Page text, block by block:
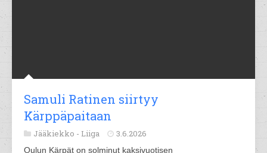
Samuli Ratinen siirtyy
Kärppäpaitaan
Jääkiekko - Liiga 3.6.2026
Oulun Kärpät on solminut kaksivuotisen